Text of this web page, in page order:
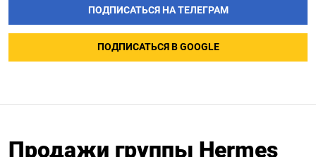
ПОДПИСАТЬСЯ НА ТЕЛЕГРАМ
ПОДПИСАТЬСЯ В GOOGLE
Продажи группы Hermes